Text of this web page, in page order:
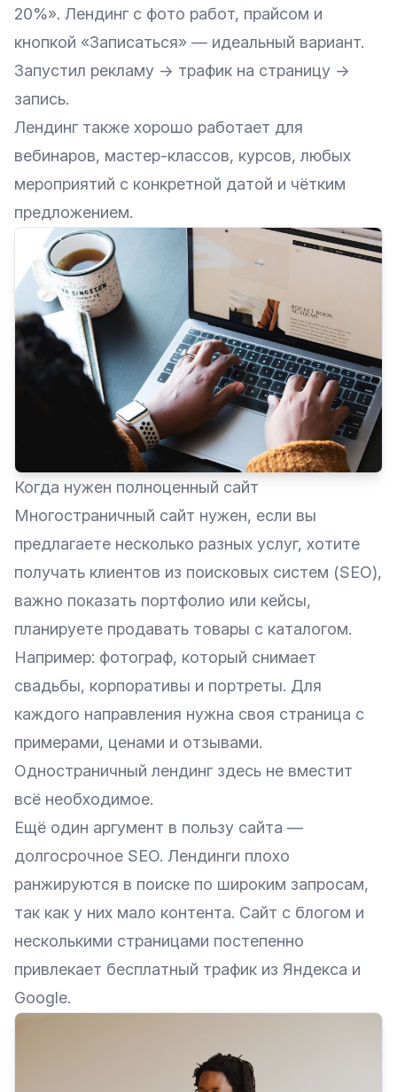
20%». Лендинг с фото работ, прайсом и
кнопкой «Записаться» — идеальный вариант.
Запустил рекламу → трафик на страницу →
запись.
Лендинг также хорошо работает для
вебинаров, мастер-классов, курсов, любых
мероприятий с конкретной датой и чётким
предложением.
Когда нужен полноценный сайт
Многостраничный сайт нужен, если вы
предлагаете несколько разных услуг, хотите
получать клиентов из поисковых систем (SEO),
важно показать портфолио или кейсы,
планируете продавать товары с каталогом.
Например: фотограф, который снимает
свадьбы, корпоративы и портреты. Для
каждого направления нужна своя страница с
примерами, ценами и отзывами.
Одностраничный лендинг здесь не вместит
всё необходимое.
Ещё один аргумент в пользу сайта —
долгосрочное SEO. Лендинги плохо
ранжируются в поиске по широким запросам,
так как у них мало контента. Сайт с блогом и
несколькими страницами постепенно
привлекает бесплатный трафик из Яндекса и
Google.